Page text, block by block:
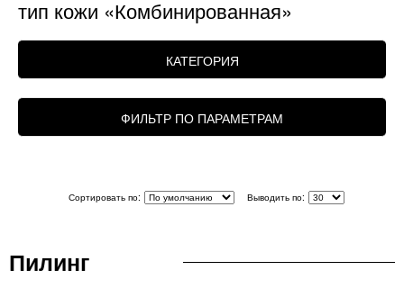
КАТЕГОРИЯ
ФИЛЬТР ПО ПАРАМЕТРАМ
тип кожи «Комбинированная»
Сортировать по: Выводить по:
Пилинг